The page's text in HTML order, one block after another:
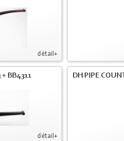
détail+
détail+
+ BB4311 DH PIPE